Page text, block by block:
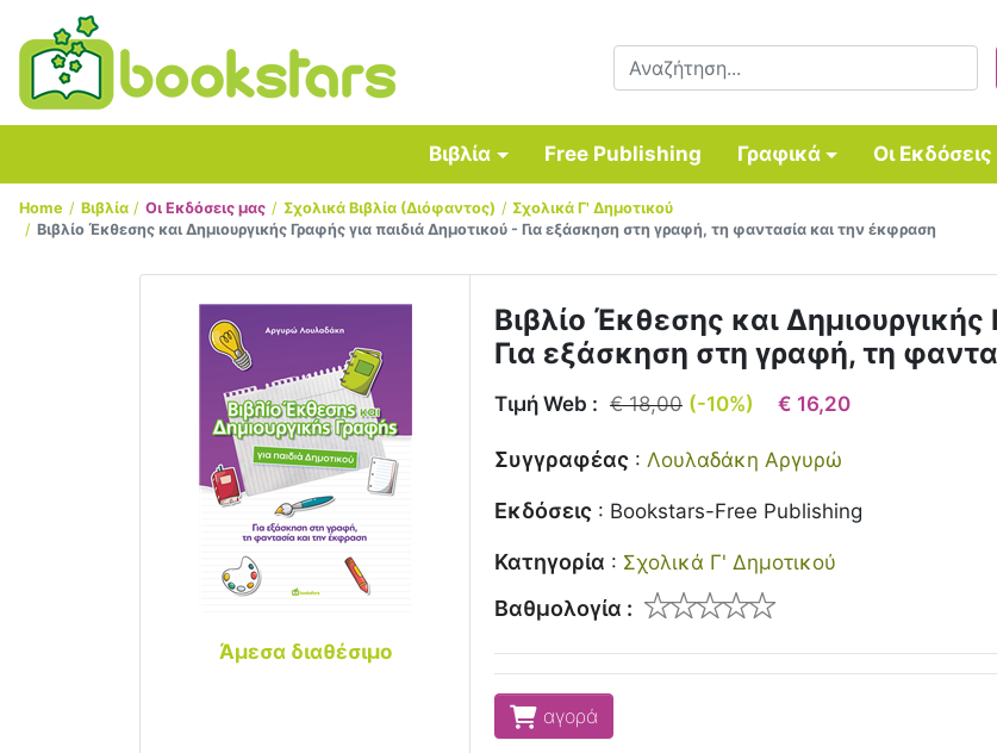
Βιβλία Free Publishing Γραφικά Οι
Home Βιβλία Οι Εκδόσεις μας Σχολικά Βιβλία (Διόφαντος)
Σχολικά Γ' Δημοτικού
Βιβλίο Έκθεσης και Δημιουργικής Γραφής για παιδιά Δημοτικού - Για εξάσκηση στη γραφή, τη φαντασία και την έκφραση
Άμεσα διαθέσιμο
Βιβλίο Έκθεσης και
Για εξάσκηση στη γραφή, τη
Τιμή Web : € 18,00 (-10%) € 16,20
Συγγραφέας : Λουλαδάκη Αργυρώ
Εκδόσεις : Bookstars-Free Publishing
Κατηγορία : Σχολικά Γ' Δημοτικού
Βαθμολογία :
αγορά